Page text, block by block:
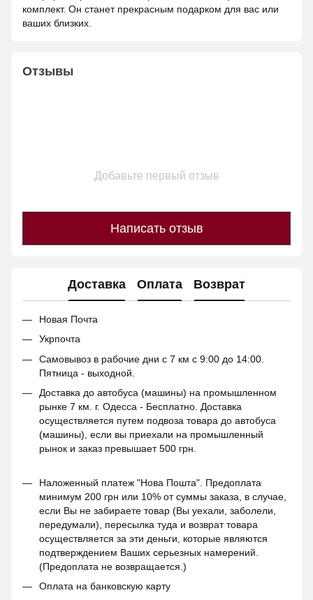
комплект. Он станет прекрасным подарком для вас или
ваших близких.
Отзывы
Добавьте первый отзыв
Написать отзыв
Доставка Оплата Возврат
Новая Почта
Укрпочта
Самовывоз в рабочие дни с 7 км с 9:00 до 14:00.
Пятница - выходной.
Доставка до автобуса (машины) на промышленном
рынке 7 км. г. Одесса - Бесплатно. Доставка
осуществляется путем подвоза товара до автобуса
(машины), если вы приехали на промышленный
рынок и заказ превышает 500 грн.
Наложенный платеж "Нова Пошта". Предоплата
минимум 200 грн или 10% от суммы заказа, в случае,
если Вы не забираете товар (Вы уехали, заболели,
передумали), пересылка туда и возврат товара
осуществляется за эти деньги, которые являются
подтверждением Ваших серьезных намерений.
(Предоплата не возвращается.)
Оплата на банковскую карту